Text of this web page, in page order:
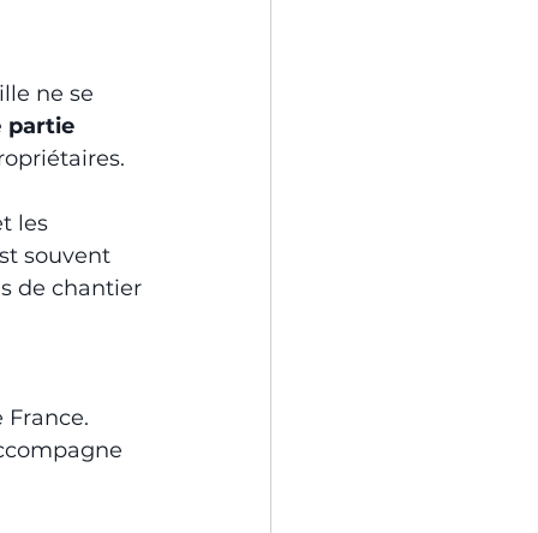
ne se
partie
les
souvent
de chantier